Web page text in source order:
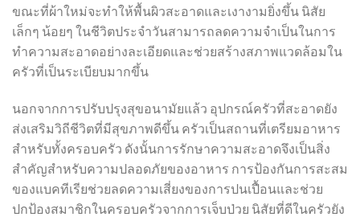
ขณะที่ผ้าใหม่จะทำให้พื้นผิวสะอาดและเงางามยิ่งขึ้น นิสัย
เล็กๆ น้อยๆ ในชีวิตประจำวันสามารถลดความจำเป็นในการ
ทำความสะอาดอย่างละเอียดและช่วยสร้างสภาพแวดล้อมใน
ครัวที่เป็นระเบียบมากขึ้น
นอกจากการปรับปรุงสุขอนามัยแล้ว อุปกรณ์ครัวที่สะอาดยัง
ส่งเสริมวิถีชีวิตที่มีสุขภาพดีขึ้น ครัวเป็นสถานที่เตรียมอาหาร
สำหรับทั้งครอบครัว ดังนั้นการรักษาความสะอาดจึงเป็นสิ่ง
สำคัญสำหรับความปลอดภัยของอาหาร การป้องกันการสะสม
ของแบคทีเรียช่วยลดความเสี่ยงของการปนเปื้อนและช่วย
ปกป้องสมาชิกในครอบครัวจากการเจ็บป่วย นิสัยที่ดีในครัวยัง